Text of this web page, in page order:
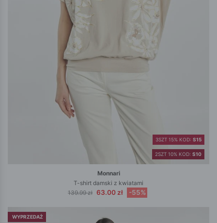
2SZT 10% KOD: S10
3SZT 15% KOD: S15
Monnari
T-shirt damski z kwiatami
139.99 zł 63.00 zł -55%
WYPRZEDAŻ